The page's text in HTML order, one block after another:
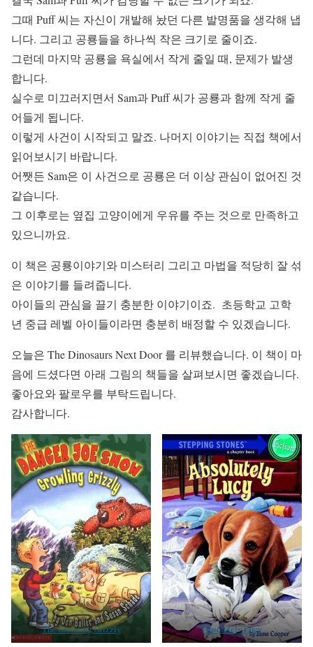
그때 Puff 씨는 자신이 개발해 놨던 다른 발명품을 생각해 냅
니다. 그리고 공룡들을 하나씩 작은 크기로 줄이죠.
그런데 마지막 공룡을 욕실에서 작게 줄일 때, 문제가 발생
합니다.
실수로 미끄러지면서 Sam과 Puff 씨가 공룡과 함께 작게 줄
어들게 됩니다.
이렇게 사건이 시작되고 말죠. 나머지 이야기는 직접 책에서
읽어보시기 바랍니다.
어쨋든 Sam은 이 사건으로 공룡은 더 이상 관심이 없어진 것
같습니다.
그 이후로는 옆집 고양이에게 우유를 주는 것으로 만족하고
있으니까요.
이 책은 공룡이야기와 미스터리 그리고 마법을 적당히 잘 섞
은 이야기를 들려줍니다.
아이들의 관심을 끌기 충분한 이야기이죠. 초등학교 고학
년 중급 레벨 아이들이라면 충분히 배정할 수 있겠습니다.
오늘은 The Dinosaurs Next Door 를 리뷰했습니다. 이 책이 마
음에 드셨다면 아래 그림의 책들을 살펴보시면 좋겠습니다.
좋아요와 팔로우를 부탁드립니다.
감사합니다.
The Growling Grizzly Absolutely Lucy